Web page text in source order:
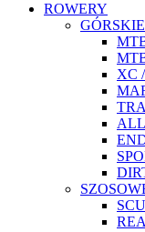
ROWERY
GÓRSKIE
XC